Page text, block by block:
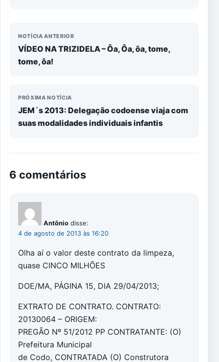
NOTÍCIA ANTERIOR
VÍDEO NA TRIZIDELA – Ôa, Ôa, ôa, tome,
tome, ôa!
PRÓXIMA NOTÍCIA
JEM´s 2013: Delegação codoense viaja com
suas modalidades individuais infantis
6 comentários
Antônio disse:
4 de agosto de 2013 às 16:20
Olha aí o valor deste contrato da limpeza,
quase CINCO MILHÕES
DOE/MA, PÁGINA 15, DIA 29/04/2013;
EXTRATO DE CONTRATO. CONTRATO:
20130064 – ORIGEM:
PREGÃO Nº 51/2012 PP CONTRATANTE: (O)
Prefeitura Municipal
de Codo, CONTRATADA (O) Construtora